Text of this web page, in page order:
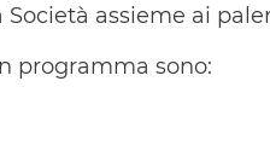
Società assieme ai
programma sono: